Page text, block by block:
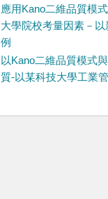
應用Kano二維品質模
大學院校考量因素－
例
以Kano二維品質模式
質-以某科技大學工業